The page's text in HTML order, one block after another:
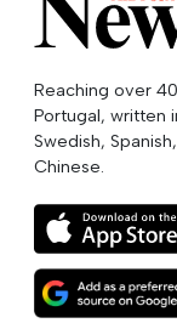
Reaching over
Portugal, written
Swedish,
Chinese.